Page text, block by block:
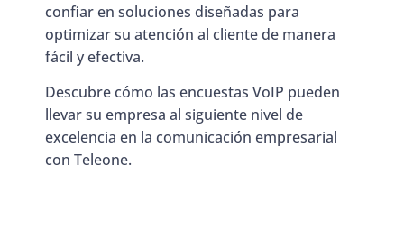
confiar en soluciones diseñadas para
optimizar su atención al cliente de manera
fácil y efectiva.
Descubre cómo las encuestas VoIP pueden
llevar su empresa al siguiente nivel de
excelencia en la comunicación empresarial
con Teleone.